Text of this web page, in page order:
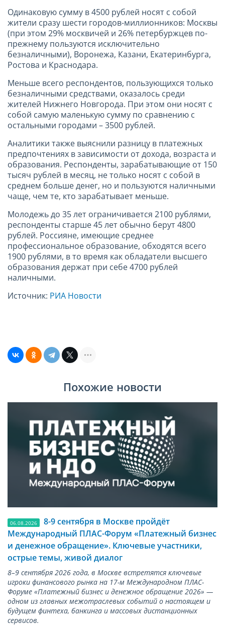
Одинаковую сумму в 4500 рублей носят с собой
жители сразу шести городов-миллионников: Москвы
(при этом 29% москвичей и 26% петербуржцев по-
прежнему пользуются исключительно
безналичными), Воронежа, Казани, Екатеринбурга,
Ростова и Краснодара.
Меньше всего респондентов, пользующихся только
безналичными средствами, оказалось среди
жителей Нижнего Новгорода. При этом они носят с
собой самую маленькую сумму по сравнению с
остальными городами – 3500 рублей.
Аналитики также выяснили разницу в платежных
предпочтениях в зависимости от дохода, возраста и
образования. Респонденты, зарабатывающие от 150
тысяч рублей в месяц, не только носят с собой в
среднем больше денег, но и пользуются наличными
чаще, чем те, кто зарабатывает меньше.
Молодежь до 35 лет ограничивается 2100 рублями,
респонденты старше 45 лет обычно берут 4800
рублей. Россияне, имеющие среднее
профессиональное образование, обходятся всего
1900 рублями, в то время как обладатели высшего
образования держат при себе 4700 рублей
наличными.
Источник: РИА Новости
Похожие новости
06.08.2026
8-9 сентября в Москве пройдёт
Международный ПЛАС-Форум «Платежный бизнес
и денежное обращение». Ключевые участники,
острые темы, живой диалог
8–9 сентября 2026 года, в Москве встретятся ключевые
игроки финансового рынка на 17-м Международном ПЛАС-
Форуме «Платежный бизнес и денежное обращение 2026» —
одном из главных межотраслевых событий о настоящем и
будущем финтеха, банкинга и массовых дистанционных
сервисов.